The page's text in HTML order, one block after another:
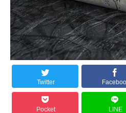
Twitter
Pocket LINE